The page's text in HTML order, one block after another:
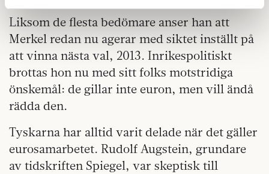
information som du har tillhandahållit eller som de har
samlat in när du har använt deras tjänster.
Om du vill läsa mer om hur vi hanterar personuppgifter
kan du göra dethär.
Liksom de flesta bedömare anser han att
Merkel redan nu agerar med siktet inställt på
att vinna nästa val, 2013. Inrikespolitiskt
brottas hon nu med sitt folks motstridiga
önskemål: de gillar inte euron, men vill ändå
rädda den.
Tyskarna har alltid varit delade när det gäller
eurosamarbetet. Rudolf Augstein, grundare
av tidskriften Spiegel, var skeptisk till